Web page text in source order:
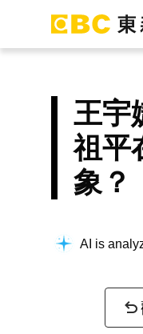
王宇
祖平
象？
AI is